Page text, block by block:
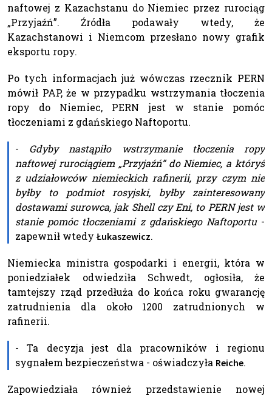
naftowej z Kazachstanu do Niemiec przez rurociąg
„Przyjaźń”. Źródła podawały wtedy, że
Kazachstanowi i Niemcom przesłano nowy grafik
eksportu ropy.
Po tych informacjach już wówczas rzecznik PERN
mówił PAP, że w przypadku wstrzymania tłoczenia
ropy do Niemiec, PERN jest w stanie pomóc
tłoczeniami z gdańskiego Naftoportu.
- Gdyby nastąpiło wstrzymanie tłoczenia ropy
naftowej rurociągiem „Przyjaźń” do Niemiec, a któryś
z udziałowców niemieckich rafinerii, przy czym nie
byłby to podmiot rosyjski, byłby zainteresowany
dostawami surowca, jak Shell czy Eni, to PERN jest w
stanie pomóc tłoczeniami z gdańskiego Naftoportu-
zapewnił wtedy Łukaszewicz.
Niemiecka ministra gospodarki i energii, która w
poniedziałek odwiedziła Schwedt, ogłosiła, że
tamtejszy rząd przedłuża do końca roku gwarancję
zatrudnienia dla około 1200 zatrudnionych w
rafinerii.
- Ta decyzja jest dla pracowników i regionu
sygnałem bezpieczeństwa - oświadczyła Reiche.
Zapowiedziała również przedstawienie nowej